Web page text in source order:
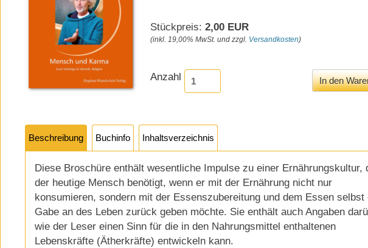
Stückpreis: 2,00 EUR
(inkl. 19,00% MwSt. und zzgl. Versandkosten)
Anzahl
Beschreibung Buchinfo Inhaltsverzeichnis
Diese Broschüre enthält wesentliche Impulse zu einer Ernährungskultur,
der heutige Mensch benötigt, wenn er mit der Ernährung nicht nur
konsumieren, sondern mit der Essenszubereitung und dem Essen selbst
Gabe an des Leben zurück geben möchte. Sie enthält auch Angaben
wie der Leser einen Sinn für die in den Nahrungsmittel enthaltenen
Lebenskräfte (Ätherkräfte) entwickeln kann.